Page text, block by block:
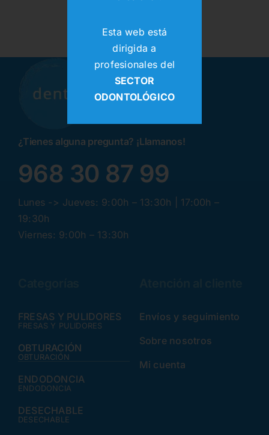
¿Tienes alguna pregunta? ¡Llamanos!
968 30 87 99
Lunes -> Jueves: 9:00h – 13:30h | 17:00h –
19:30h
Viernes: 9:00h – 13:30h
FRESAS Y PULIDORES
FRESAS Y PULIDORES
OBTURACIÓN
OBTURACIÓN
ENDODONCIA
ENDODONCIA
DESECHABLE
DESECHABLE
Envíos y seguimiento
Sobre nosotros
Mi cuenta
Esta web está
dirigida a
profesionales del
SECTOR
ODONTOLÓGICO